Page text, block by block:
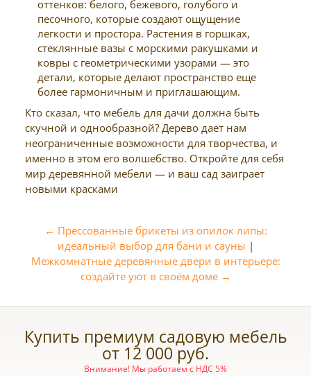
оттенков: белого, бежевого, голубого и
песочного, которые создают ощущение
легкости и простора. Растения в горшках,
стеклянные вазы с морскими ракушками и
ковры с геометрическими узорами — это
детали, которые делают пространство еще
более гармоничным и приглашающим.
Кто сказал, что мебель для дачи должна быть
скучной и однообразной? Дерево дает нам
неограниченные возможности для творчества, и
именно в этом его волшебство. Откройте для себя
мир деревянной мебели — и ваш сад заиграет
новыми красками
← Прессованные брикеты из опилок липы:
идеальный выбор для бани и сауны |
Межкомнатные деревянные двери в интерьере:
создайте уют в своём доме →
Купить премиум садовую мебель
от 12 000 руб.
Внимание! Мы работаем с НДС 5%